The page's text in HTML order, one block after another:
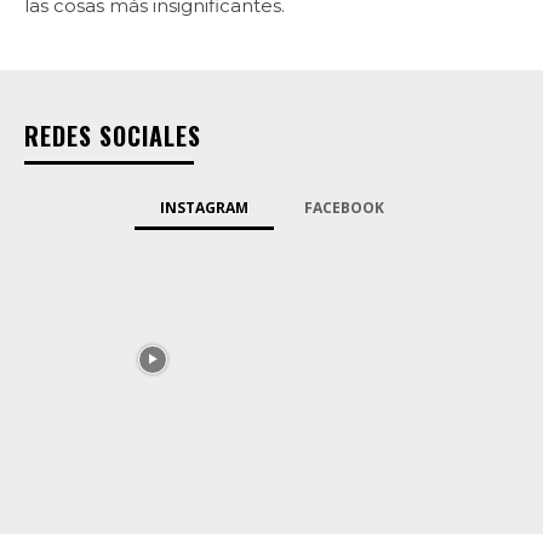
las cosas más insignificantes.
REDES SOCIALES
INSTAGRAM FACEBOOK